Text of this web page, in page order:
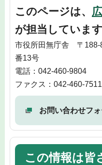
このページは、
が担当しています
市役所田無庁舎 〒
番13号
電話：042-460-9804
ファクス：042-460-7511
お問い合わせフ
この情報は皆